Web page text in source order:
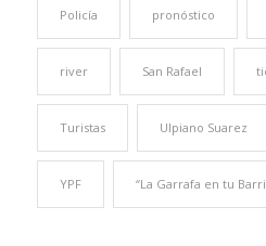
Policía pronóstico
river San Rafael
Turistas Ulpiano Suarez
YPF “La Garrafa en tu